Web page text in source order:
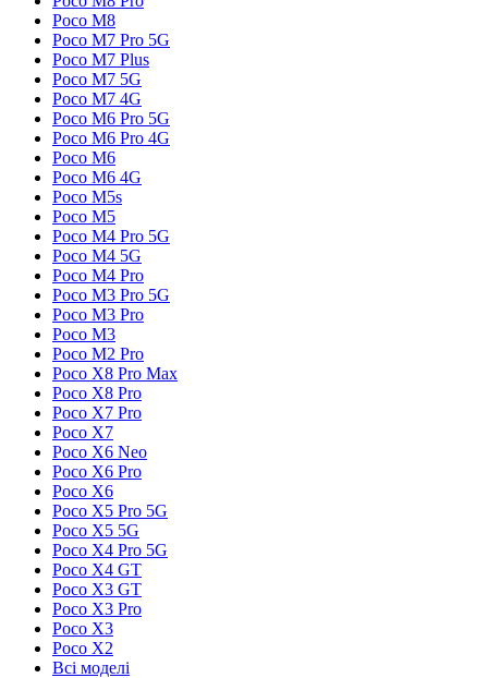
Poco M8
Poco M7 Pro 5G
Poco M7 Plus
Poco M7 5G
Poco M7 4G
Poco M6 Pro 5G
Poco M6 Pro 4G
Poco M6
Poco M6 4G
Poco M5s
Poco M5
Poco M4 Pro 5G
Poco M4 5G
Poco M4 Pro
Poco M3 Pro 5G
Poco M3 Pro
Poco M3
Poco M2 Pro
Poco X8 Pro Max
Poco X8 Pro
Poco X7 Pro
Poco X7
Poco X6 Neo
Poco X6 Pro
Poco X6
Poco X5 Pro 5G
Poco X5 5G
Poco X4 Pro 5G
Poco X4 GT
Poco X3 GT
Poco X3 Pro
Poco X3
Poco X2
Всі моделі